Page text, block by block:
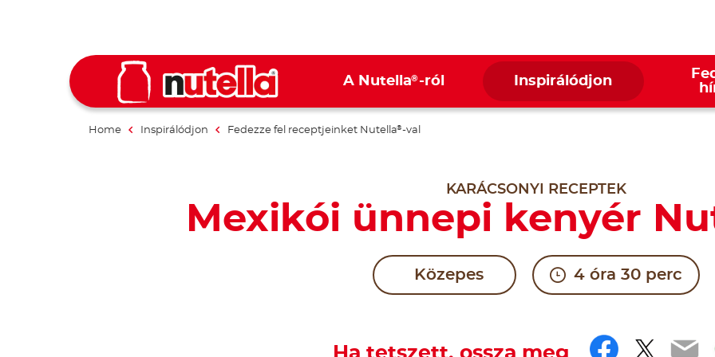
A Nutella® -ról Inspirálódjon
Home Inspirálódjon Fedezze fel receptjeinket Nutella®-val
KARÁCSONYI RECEPTEK
Mexikói ünnepi kenyér
Közepes 4 óra 30 perc